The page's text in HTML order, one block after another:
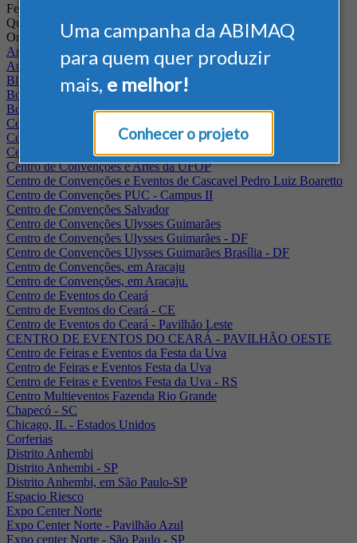
Uma campanha da ABIMAQ
para quem quer produzir
mais, e melhor!
Conhecer o projeto
Feiras
Quando
Onde
Arena Jaguariuna
Auditório Albano Franco - FIEPA
Blumenau - SC
BolognaFiere
Boulevard Olimpico - RJ
Centro Internacional de Convenções do Brasil, em Brasília
Centro de Convenções - SE
Centro de Convenções de Pernambuco - PE
Centro de Convenções e Artes da UFOP
Centro de Convenções e Eventos de Cascavel Pedro Luiz Boaretto
Centro de Convenções PUC - Campus II
Centro de Convenções Salvador
Centro de Convenções Ulysses Guimarães
Centro de Convenções Ulysses Guimarães - DF
Centro de Convenções Ulysses Guimarães Brasília - DF
Centro de Convenções, em Aracaju
Centro de Convenções, em Aracaju.
Centro de Eventos do Ceará
Centro de Eventos do Ceará - CE
Centro de Eventos do Ceará - Pavilhão Leste
CENTRO DE EVENTOS DO CEARÁ - PAVILHÃO OESTE
Centro de Feiras e Eventos da Festa da Uva
Centro de Feiras e Eventos Festa da Uva
Centro de Feiras e Eventos Festa da Uva - RS
Centro Multieventos Fazenda Rio Grande
Chapecó - SC
Chicago, IL - Estados Unidos
Corferias
Distrito Anhembi
Distrito Anhembi - SP
Distrito Anhembi, em São Paulo-SP
Espacio Riesco
Expo Center Norte
Expo Center Norte - Pavilhão Azul
Expo center Norte - São Paulo - SP